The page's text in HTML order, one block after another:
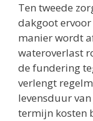
Ten tweede
dakgoot
manier wordt
wateroverlast
de fundering
verlengt
levensduur
termijn kosten